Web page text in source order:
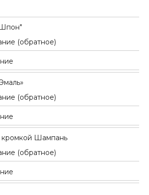
(обратное)
(обратное)
кромкой Шампань
(обратное)